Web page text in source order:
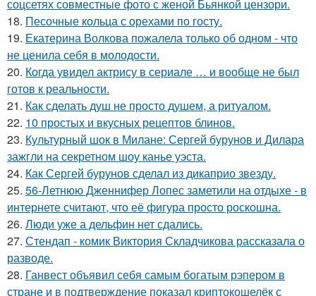
соцсетях совместные фото с женой Бьянкой цензори.
18. Песочные кольца с орехами по госту.
19. Екатерина Волкова пожалела только об одном - что
не ценила себя в молодости.
20. Когда увидел актрису в сериале … и вообще не был
готов к реальности.
21. Как сделать душ не просто душем, а ритуалом.
22. 10 простых и вкусных рецептов блинов.
23. Культурный шок в Милане: Сергей бурунов и Дилара
зажгли на секретном шоу канье уэста.
24. Как Сергей бурунов сделал из дикаприо звезду.
25. 56-Летнюю Дженнифер Лопес заметили на отдыхе - в
интернете считают, что её фигура просто роскошна.
26. Люди уже а дельфин нет сдались.
27. Стендап - комик Виктория Складчикова рассказала о
разводе.
28. Ганвест объявил себя самым богатым рэпером в
стране и в подтверждение показал криптокошелёк с